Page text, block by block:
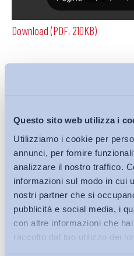
Questo sito web utilizza i
Utilizziamo i cookie per
annunci, per fornire
analizzare il nostro traffico.
informazioni sul modo in cui
nostri partner che si
pubblicità e social media, i
con altre informazioni che
raccolto dal tuo utilizzo dei
Download (PDF, 210KB)
Iscriviti alla